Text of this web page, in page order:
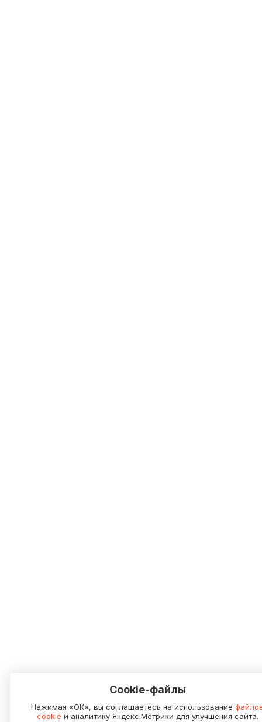
Cookie-файлы
Нажимая «ОК», вы соглашаетесь на использование
cookie и аналитику Яндекс.Метрики для улучшения сайта.